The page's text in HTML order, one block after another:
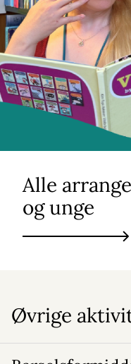
Alle
og unge
Øvrige